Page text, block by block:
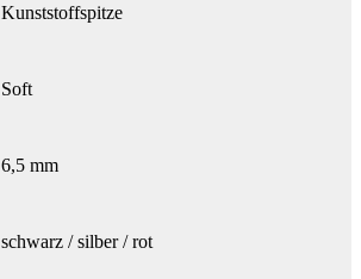
Kunststoffspitze
Soft
6,5 mm
schwarz / silber / rot